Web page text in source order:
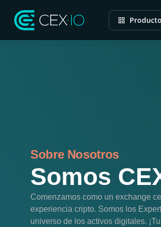
Sobre Nosotros
Somos
Comenzamos como un exchange
experiencia cripto. Somos los
universo de los activos digitales.